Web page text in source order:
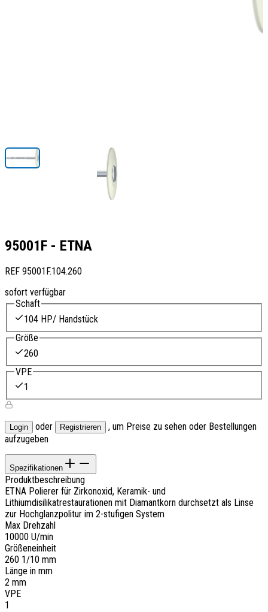
95001F - ETNA
REF 95001F.104.260
sofort verfügbar
Schaft
104 HP/ Handstück
Größe
260
VPE
1
Login oder Registrieren
, um Preise zu sehen oder Bestellungen
aufzugeben
Spezifikationen
Produktbeschreibung
ETNA Polierer für Zirkonoxid, Keramik- und
Lithiumdisilikatrestaurationen mit Diamantkorn durchsetzt als Linse
zur Hochglanzpolitur im 2-stufigen System
Max Drehzahl
10000 U/min
Größeneinheit
260 1/10 mm
Länge in mm
2 mm
VPE
1